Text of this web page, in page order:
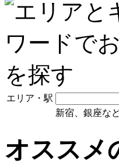
エリア・駅
新宿、銀座な
オススメ